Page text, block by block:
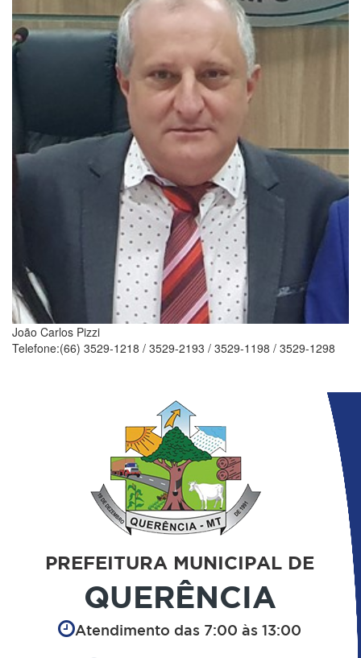
João Carlos Pizzi
Telefone:(66) 3529-1218 / 3529-2193 / 3529-1198 / 3529-1298
PREFEITURA MUNICIPAL DE
QUERÊNCIA
Atendimento das 7:00 às 13:00